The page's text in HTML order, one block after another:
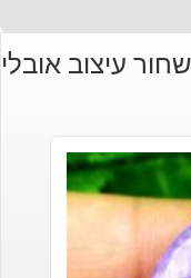
עיצוב אובלי